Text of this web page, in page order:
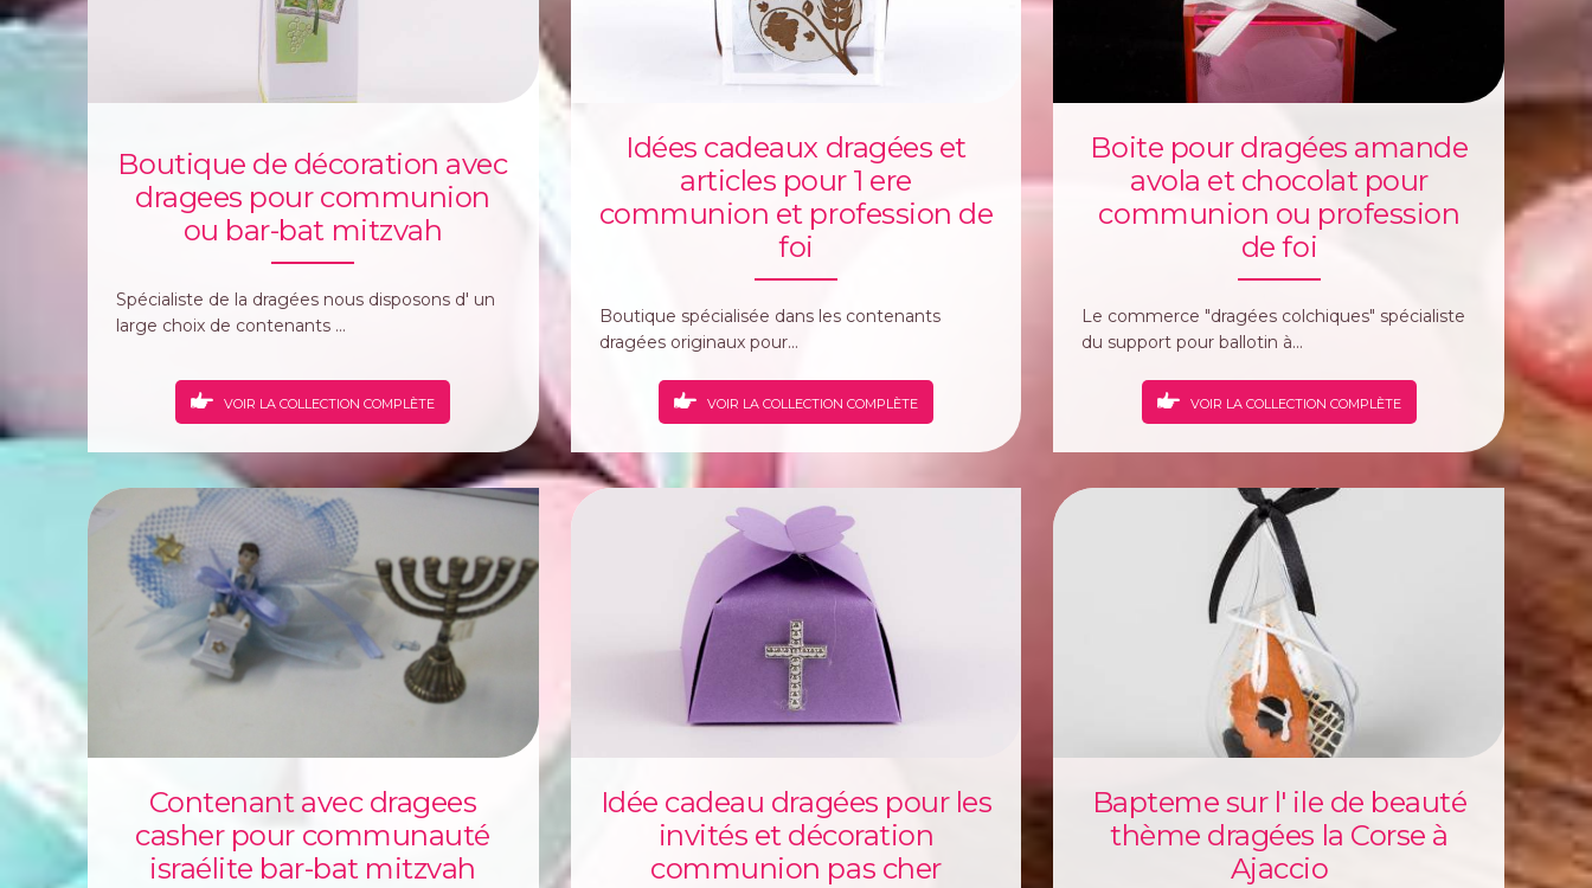
Boutique de décoration avec
dragees pour communion
ou bar-bat mitzvah
Spécialiste de la dragées nous disposons d' un
large choix de contenants ...
VOIR LA COLLECTION COMPLÈTE
Idées cadeaux dragées et
articles pour 1 ere
communion et profession de
foi
Boutique spécialisée dans les contenants
dragées originaux pour...
VOIR LA COLLECTION COMPLÈTE
Boite pour dragées amande
avola et chocolat pour
communion ou profession
de foi
Le commerce "dragées colchiques" spécialiste
du support pour ballotin à...
VOIR LA COLLECTION COMPLÈTE
Contenant avec dragees
casher pour communauté
israélite bar-bat mitzvah
Idée cadeau dragées pour les
invités et décoration
communion pas cher
Bapteme sur l' ile de beauté
thème dragées la Corse à
Ajaccio